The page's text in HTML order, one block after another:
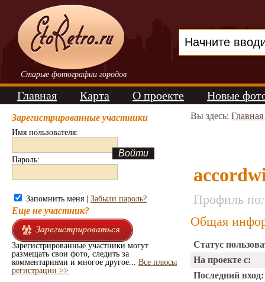
Старые фотографии городов
Главная Карта О проекте Новые
Зарегистрированные участники
Имя пользователя:
Пароль:
Запомнить меня | Забыли пароль?
Еще не участник?
Зарегистрированные участники могут
размещать свои фото, следить за
комментариями и многое другое... Все плюсы
регистрации >>
Вы здесь:
Профиль
Общая
Статус
На проекте с:
Последний вход: